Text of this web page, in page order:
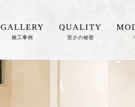
GALLERY
施工事例
QUALITY
安さの秘密